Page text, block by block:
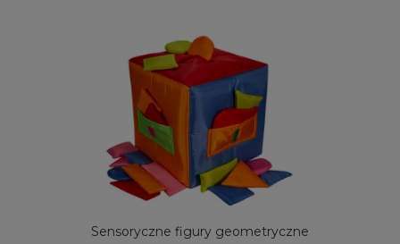
Sensoryczne figury geometryczne